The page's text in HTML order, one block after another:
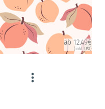
ab 12.49€
(inkl. USt)